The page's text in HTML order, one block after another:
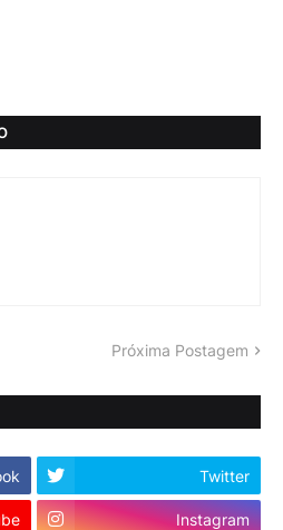
Próxima Postagem
Twitter
Instagram